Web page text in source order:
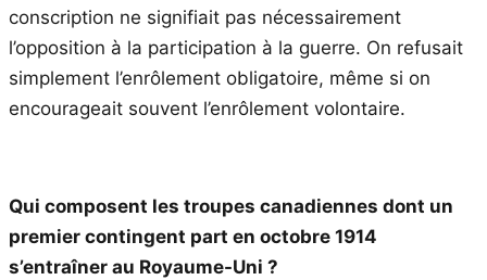
conscription ne signifiait pas nécessairement
l’opposition à la participation à la guerre. On refusait
simplement l’enrôlement obligatoire, même si on
encourageait souvent l’enrôlement volontaire.
Qui composent les troupes canadiennes dont un
premier contingent part en octobre 1914
s’entraîner au Royaume-Uni ?